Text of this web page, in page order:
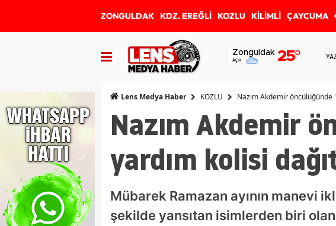
ZONGULDAK KDZ. EREĞLİ KOZLU KİLİMLİ ÇAYCUMA
Zonguldak
Açık 25°
Lens Medya Haber KOZLU Nazım Akdemir öncülüğünde
Nazım Akdemir
yardım kolisi
Mübarek Ramazan ayının manevi
şekilde yansıtan isimlerden biri